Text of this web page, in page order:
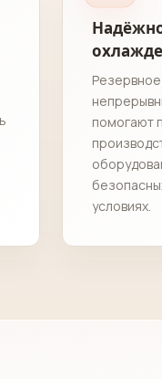
помогают
условиях.